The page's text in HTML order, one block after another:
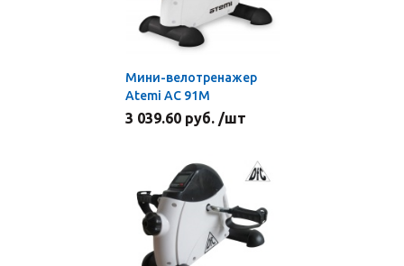
Мини-велотренажер
Atemi АС 91M
3 039.60 руб. /шт